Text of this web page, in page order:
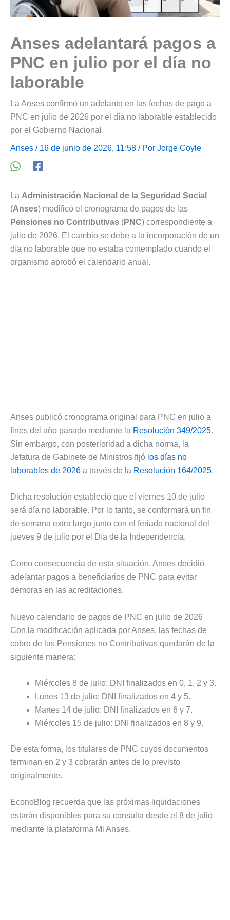
Anses adelantará pagos a
PNC en julio por el día no
laborable
La Anses confirmó un adelanto en las fechas de pago a
PNC en julio de 2026 por el día no laborable establecido
por el Gobierno Nacional.
Anses / 16 de junio de 2026, 11:58 / Por Jorge Coyle
La Administración Nacional de la Seguridad Social
(Anses) modificó el cronograma de pagos de las
Pensiones no Contributivas (PNC) correspondiente a
julio de 2026. El cambio se debe a la incorporación de un
día no laborable que no estaba contemplado cuando el
organismo aprobó el calendario anual.
Anses publicó cronograma original para PNC en julio a
fines del año pasado mediante la Resolución 349/2025.
Sin embargo, con posterioridad a dicha norma, la
Jefatura de Gabinete de Ministros fijó los días no
laborables de 2026 a través de la Resolución 164/2025.
Dicha resolución estableció que el viernes 10 de julio
será día no laborable. Por lo tanto, se conformará un fin
de semana extra largo junto con el feriado nacional del
jueves 9 de julio por el Día de la Independencia.
Como consecuencia de esta situación, Anses decidió
adelantar pagos a beneficiarios de PNC para evitar
demoras en las acreditaciones.
Nuevo calendario de pagos de PNC en julio de 2026
Con la modificación aplicada por Anses, las fechas de
cobro de las Pensiones no Contributivas quedarán de la
siguiente manera:
Miércoles 8 de julio: DNI finalizados en 0, 1, 2 y 3.
Lunes 13 de julio: DNI finalizados en 4 y 5.
Martes 14 de julio: DNI finalizados en 6 y 7.
Miércoles 15 de julio: DNI finalizados en 8 y 9.
De esta forma, los titulares de PNC cuyos documentos
terminan en 2 y 3 cobrarán antes de lo previsto
originalmente.
EconoBlog recuerda que las próximas liquidaciones
estarán disponibles para su consulta desde el 8 de julio
mediante la plataforma Mi Anses.